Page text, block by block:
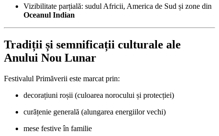
Vizibilitate parțială: sudul Africii, America de Sud și zone din
Oceanul Indian
Tradiții și semnificații culturale ale
Anului Nou Lunar
Festivalul Primăverii este marcat prin:
decorațiuni roșii (culoarea norocului și protecției)
curățenie generală (alungarea energiilor vechi)
mese festive în familie